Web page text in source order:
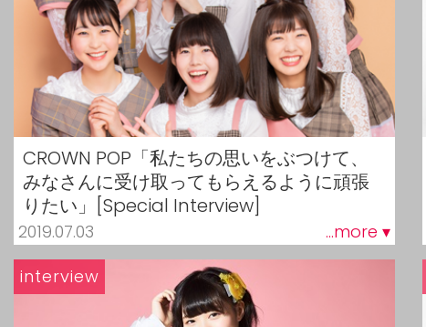
CROWN POP「私たちの思いをぶつけて、
みなさんに受け取ってもらえるように頑張
りたい」[Special Interview]
2019.07.03 ...more ▾
interview